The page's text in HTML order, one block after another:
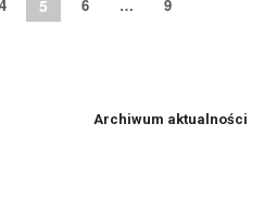
4 5 6 …
9
Archiwum aktualności